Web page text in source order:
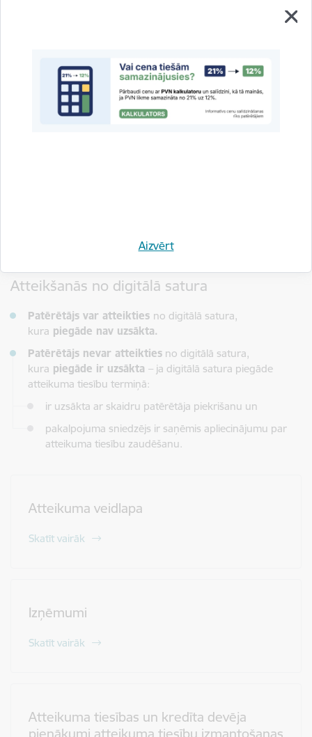
Aizvērt
tiesību termiņā:
ir uzsākta ar skaidru patērētāja piekrišanu un
pakalpojuma sniedzējs ir saņēmis apliecinājumu par
atteikuma tiesību zaudēšanu.
Atteikšanās no digitālā satura
Patērētājs var atteikties no digitālā satura,
kura piegāde nav uzsākta.
Patērētājs nevar atteikties no digitālā satura,
kura piegāde ir uzsākta – ja digitālā satura piegāde
atteikuma tiesību termiņā:
ir uzsākta ar skaidru patērētāja piekrišanu un
pakalpojuma sniedzējs ir saņēmis apliecinājumu par
atteikuma tiesību zaudēšanu.
Atteikuma veidlapa
Skatīt vairāk
Izņēmumi
Skatīt vairāk
Atteikuma tiesības un kredīta devēja
pienākumi atteikuma tiesību izmantošanas